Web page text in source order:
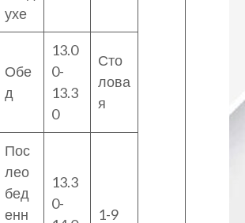
ухе
Обе
д
13.0
0-
13.3
0
Сто
лова
я
Пос
лео
бед
енн
13.3
0-
1-9